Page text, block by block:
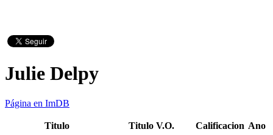
Julie Delpy
Página en ImDB
Titulo Titulo V.O. Calificacion Ano